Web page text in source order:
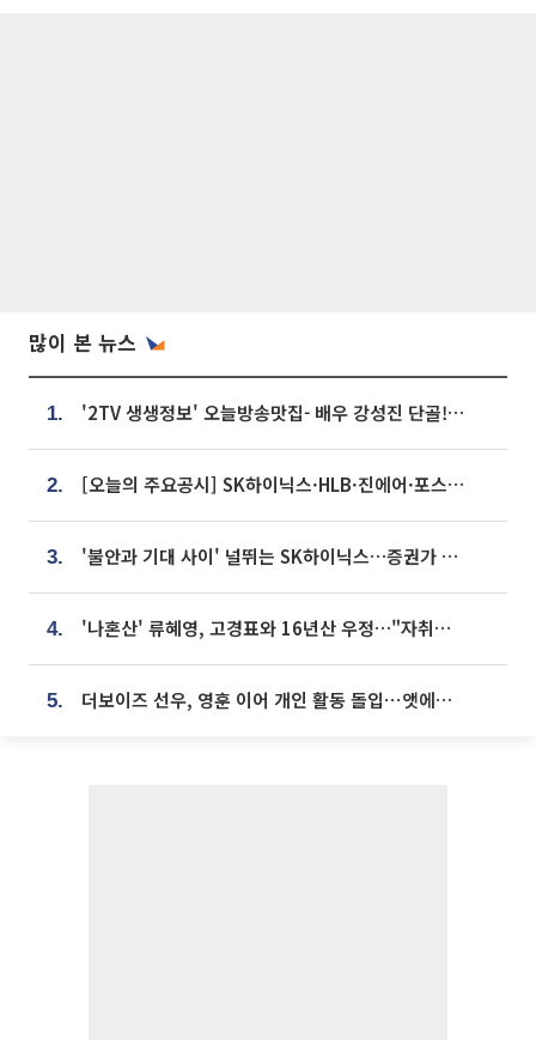
많이 본 뉴스
1. '2TV 생생정보' 오늘방송맛집- 배우 강성진 단골! 쌀국수ㆍ푸팟퐁 커리 맛집 '블○○○'
2. [오늘의 주요공시] SK하이닉스·HLB·진에어·포스코홀딩스·네이버·대우건설 등
3. '불안과 기대 사이' 널뛰는 SK하이닉스…증권가 "HBM4·LTA 기반 펀터멘털 견고"
4. '나혼산' 류혜영, 고경표와 16년산 우정…"자취방서 부모님과 마주쳐"
5. 더보이즈 선우, 영훈 이어 개인 활동 돌입⋯앳에어리어와 전속계약